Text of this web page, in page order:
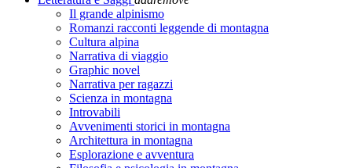
Il grande alpinismo
Romanzi racconti leggende di montagna
Cultura alpina
Narrativa di viaggio
Graphic novel
Narrativa per ragazzi
Scienza in montagna
Introvabili
Avvenimenti storici in montagna
Architettura in montagna
Esplorazione e avventura